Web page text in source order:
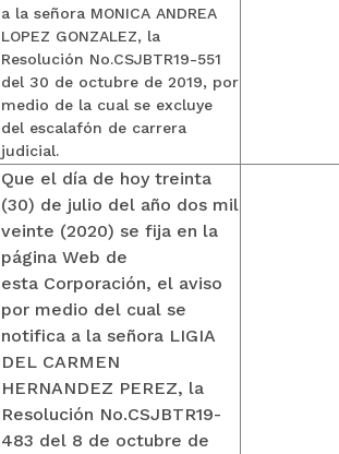
a la señora MONICA ANDREA
LOPEZ GONZALEZ, la
Resolución No.CSJBTR19-551
del 30 de octubre de 2019, por
medio de la cual se excluye
del escalafón de carrera
judicial.
Que el día de hoy treinta
(30) de julio del año dos mil
veinte (2020) se fija en la
página Web de
esta Corporación, el aviso
por medio del cual se
notifica a la señora LIGIA
DEL CARMEN
HERNANDEZ PEREZ, la
Resolución No.CSJBTR19-
483 del 8 de octubre de